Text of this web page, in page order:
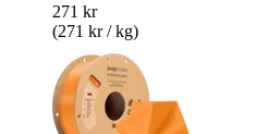
271 kr
(271 kr / kg)